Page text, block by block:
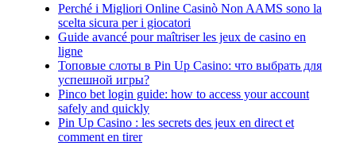
Perché i Migliori Online Casinò Non AAMS sono la
scelta sicura per i giocatori
Guide avancé pour maîtriser les jeux de casino en
ligne
Топовые слоты в Pin Up Casino: что выбрать для
успешной игры?
Pinco bet login guide: how to access your account
safely and quickly
Pin Up Casino : les secrets des jeux en direct et
comment en tirer